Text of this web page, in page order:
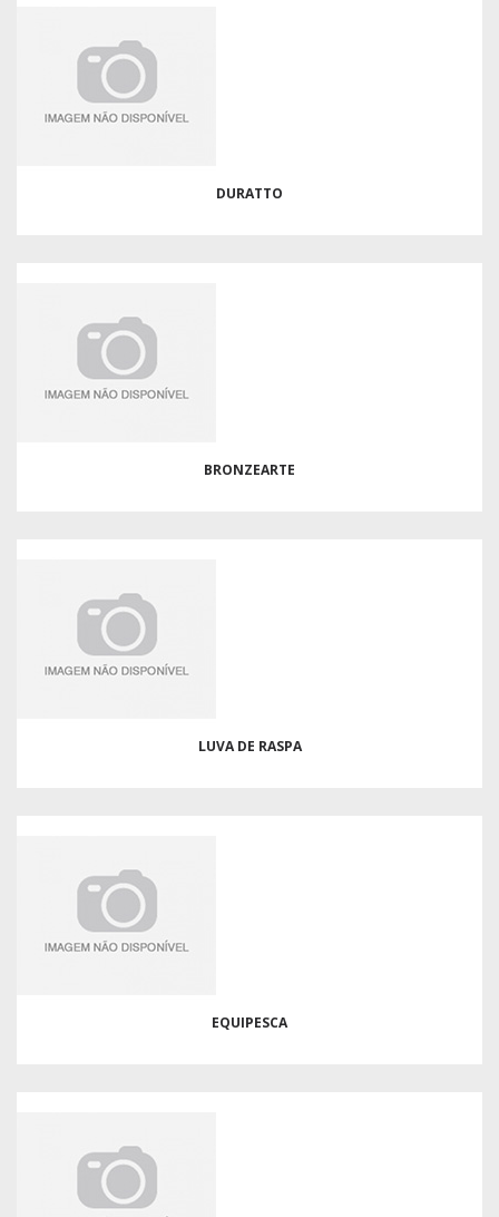
DURATTO
BRONZEARTE
LUVA DE RASPA
EQUIPESCA